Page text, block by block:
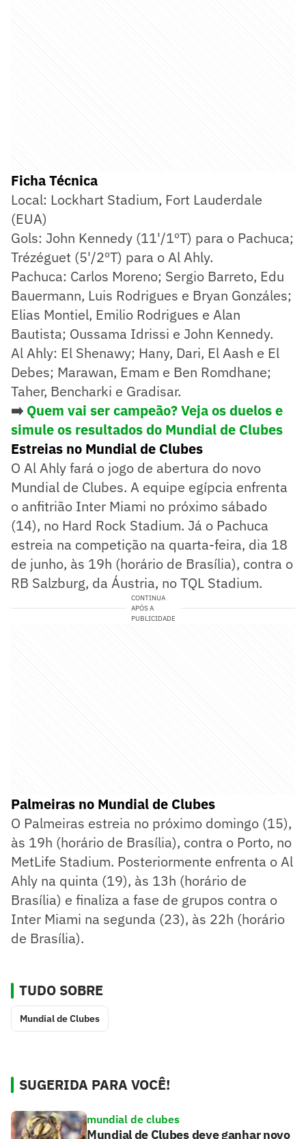
Ficha Técnica
Local: Lockhart Stadium, Fort Lauderdale
(EUA)
Gols: John Kennedy (11'/1ºT) para o Pachuca;
Trézéguet (5'/2ºT) para o Al Ahly.
Pachuca: Carlos Moreno; Sergio Barreto, Edu
Bauermann, Luis Rodrigues e Bryan Gonzáles;
Elias Montiel, Emilio Rodrigues e Alan
Bautista; Oussama Idrissi e John Kennedy.
Al Ahly: El Shenawy; Hany, Dari, El Aash e El
Debes; Marawan, Emam e Ben Romdhane;
Taher, Bencharki e Gradisar.
➡️ Quem vai ser campeão? Veja os duelos e
simule os resultados do Mundial de Clubes
Estreias no Mundial de Clubes
O Al Ahly fará o jogo de abertura do novo
Mundial de Clubes. A equipe egípcia enfrenta
o anfitrião Inter Miami no próximo sábado
(14), no Hard Rock Stadium. Já o Pachuca
estreia na competição na quarta-feira, dia 18
de junho, às 19h (horário de Brasília), contra o
RB Salzburg, da Áustria, no TQL Stadium.
CONTINUA
APÓS A
PUBLICIDADE
Palmeiras no Mundial de Clubes
O Palmeiras estreia no próximo domingo (15),
às 19h (horário de Brasília), contra o Porto, no
MetLife Stadium. Posteriormente enfrenta o Al
Ahly na quinta (19), às 13h (horário de
Brasília) e finaliza a fase de grupos contra o
Inter Miami na segunda (23), às 22h (horário
de Brasília).
TUDO SOBRE
Mundial de Clubes
SUGERIDA PARA VOCÊ!
mundial de clubes
Mundial de Clubes deve ganhar novo